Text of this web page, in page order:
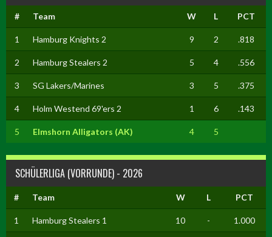
# Team W L PCT
1 Hamburg Knights 2 9 2 .818
2 Hamburg Stealers 2 5 4 .556
3 SG Lakers/Marines 3 5 .375
4 Holm Westend 69'ers 2 1 6 .143
5 Elmshorn Alligators (AK) 4 5
SCHÜLERLIGA (VORRUNDE) - 2026
# Team W L PCT
1 Hamburg Stealers 1 10 - 1.000